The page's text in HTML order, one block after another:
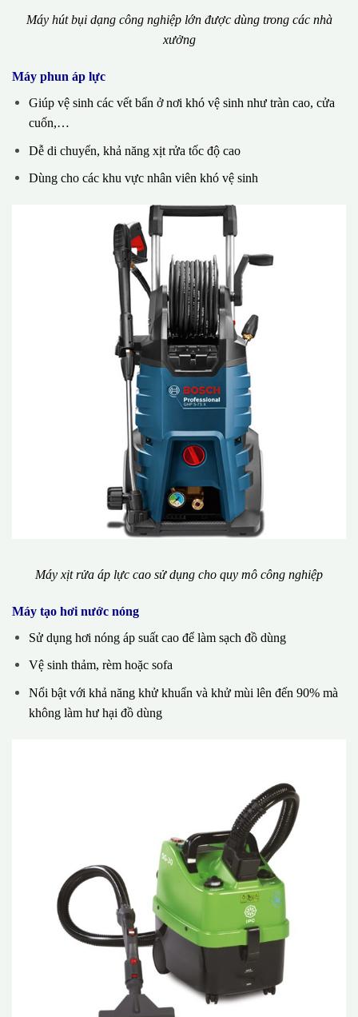
Máy hút bụi dạng công nghiệp lớn được dùng trong các nhà
xưởng
Máy phun áp lực
Giúp vệ sinh các vết bẩn ở nơi khó vệ sinh như tràn cao, cửa
cuốn,…
Dễ di chuyển, khả năng xịt rửa tốc độ cao
Dùng cho các khu vực nhân viên khó vệ sinh
Máy xịt rửa áp lực cao sử dụng cho quy mô công nghiệp
Máy tạo hơi nước nóng
Sử dụng hơi nóng áp suất cao để làm sạch đồ dùng
Vệ sinh thảm, rèm hoặc sofa
Nổi bật với khả năng khử khuẩn và khử mùi lên đến 90% mà
không làm hư hại đồ dùng